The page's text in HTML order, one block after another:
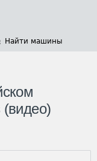
Найти машины
(видео)